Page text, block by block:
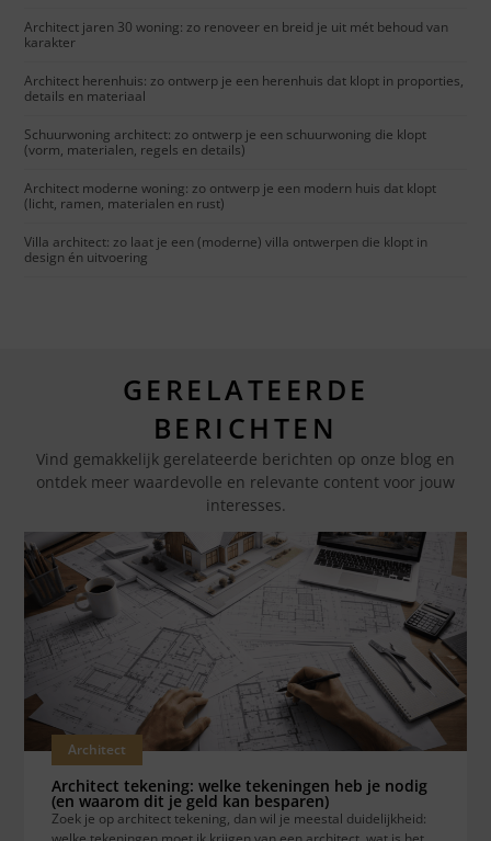
Architect jaren 30 woning: zo renoveer en breid je uit mét behoud van
karakter
Architect herenhuis: zo ontwerp je een herenhuis dat klopt in proporties,
details en materiaal
Schuurwoning architect: zo ontwerp je een schuurwoning die klopt
(vorm, materialen, regels en details)
Architect moderne woning: zo ontwerp je een modern huis dat klopt
(licht, ramen, materialen en rust)
Villa architect: zo laat je een (moderne) villa ontwerpen die klopt in
design én uitvoering
GERELATEERDE
BERICHTEN
Vind gemakkelijk gerelateerde berichten op onze blog en
ontdek meer waardevolle en relevante content voor jouw
interesses.
Architect
Architect tekening: welke tekeningen heb je nodig
(en waarom dit je geld kan besparen)
Zoek je op architect tekening, dan wil je meestal duidelijkheid: